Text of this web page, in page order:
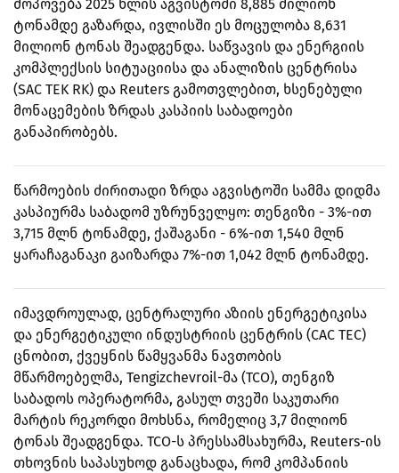
მოპოვება 2025 წლის აგვისტოში 8,885 მილიონ
ტონამდე გაზარდა, ივლისში ეს მოცულობა 8,631
მილიონ ტონას შეადგენდა. საწვავის და ენერგიის
კომპლექსის სიტუაციისა და ანალიზის ცენტრისა
(SAC TEK RK) და Reuters გამოთვლებით, ხსენებული
მონაცემების ზრდას კასპიის საბადოები
განაპირობებს.
წარმოების ძირითადი ზრდა აგვისტოში სამმა დიდმა
კასპიურმა საბადომ უზრუნველყო: თენგიზი - 3%-ით
3,715 მლნ ტონამდე, ქაშაგანი - 6%-ით 1,540 მლნ
ყარაჩაგანაკი გაიზარდა 7%-ით 1,042 მლნ ტონამდე.
იმავდროულად, ცენტრალური აზიის ენერგეტიკისა
და ენერგეტიკული ინდუსტრიის ცენტრის (CAC TEC)
ცნობით, ქვეყნის წამყვანმა ნავთობის
მწარმოებელმა, Tengizchevroil-მა (TCO), თენგიზ
საბადოს ოპერატორმა, გასულ თვეში საკუთარი
მარტის რეკორდი მოხსნა, რომელიც 3,7 მილიონ
ტონას შეადგენდა. TCO-ს პრესსამსახურმა, Reuters-ის
თხოვნის საპასუხოდ განაცხადა, რომ კომპანიის